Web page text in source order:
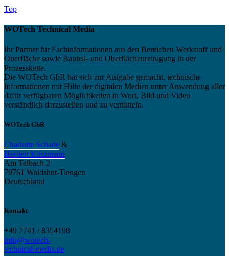
Top
WOTech Technical Media
Ihr Partner für Fachinformationen aus den Bereichen Werkstoff und
Oberfläche sowie Bauteil- und Oberflächenreinigung in der
Prozesskette.
Die WOTech GbR hat sich zur Aufgabe gemacht, technische
Informationen mit Hilfe der digitalen Medien unter Anwendung aller
dafür verfügbaren Möglichkeiten in Wort, Bild und Video
verständlich darzustellen und zu vermitteln.
WOTech GbR
Charlotte Schade &
Herbert Käszmann
Am Talbach 2
79761 Waldshut-Tiengen
Deutschland
Kontakt
+49 7741 / 8354198
info@wotech-
technical-media.de